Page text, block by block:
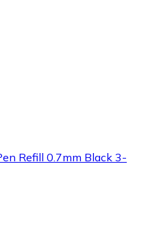
Refill 0.7mm Black 3-